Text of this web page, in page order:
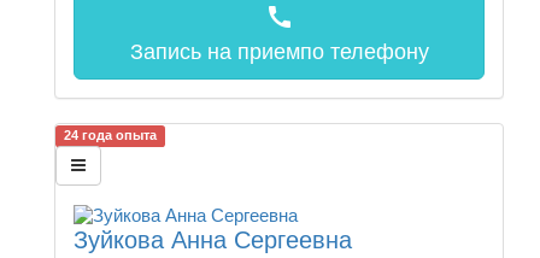
call
Запись на приемпо телефону
24 года опыта
Зуйкова Анна Сергеевна